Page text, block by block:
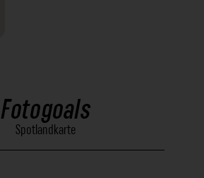
Fotogoals
Spotlandkarte